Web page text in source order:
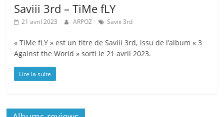
Saviii 3rd – TiMe fLY
21 avril 2023 ARPOZ Saviii 3rd
« TiMe fLY » est un titre de Saviii 3rd, issu de l’album « 3
Against the World » sorti le 21 avril 2023.
Lire la suite